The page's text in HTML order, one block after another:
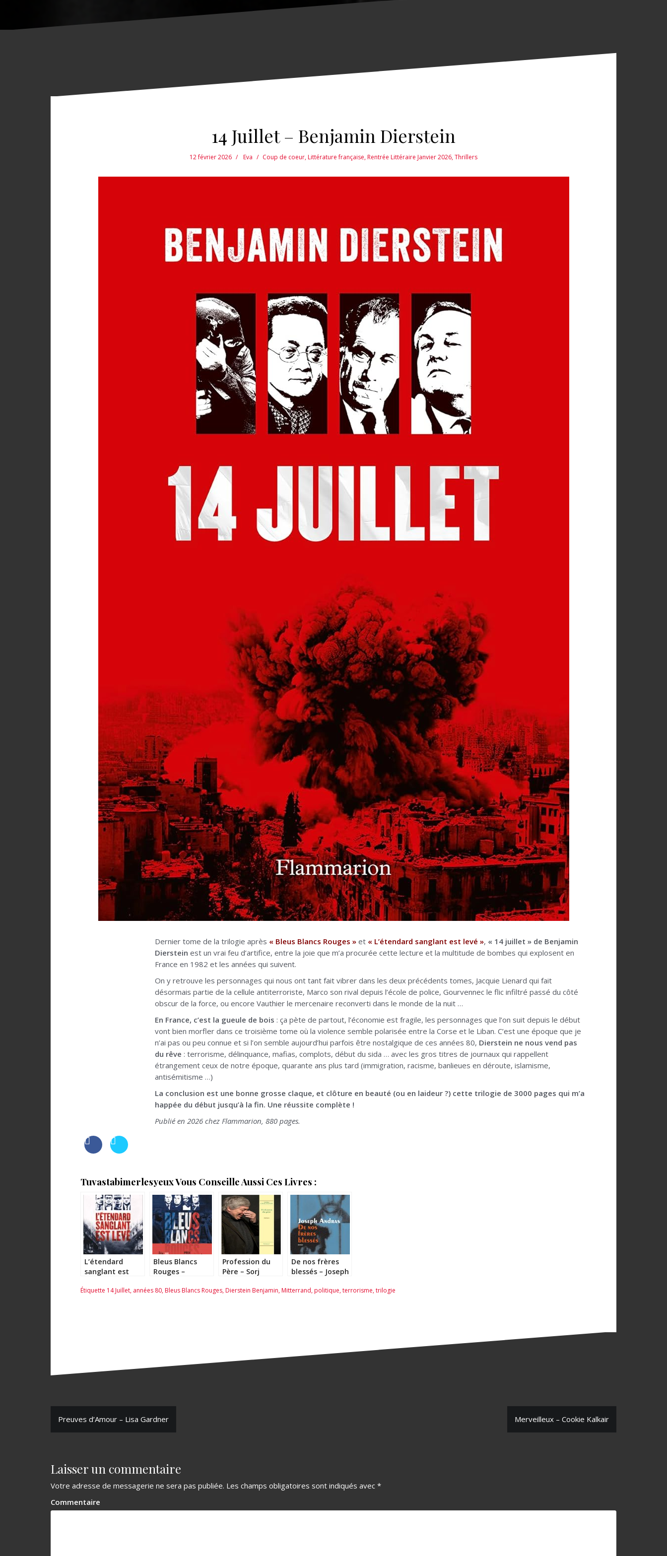
14 Juillet – Benjamin Dierstein
12 février 2026 Eva Coup de coeur,Littérature française,Rentrée Littéraire Janvier 2026,Thrillers
Dernier tome de la trilogie après « Bleus Blancs Rouges » et « L’étendard sanglant est levé », « 14 juillet » de Benjamin
Dierstein est un vrai feu d’artifice, entre la joie que m’a procurée cette lecture et la multitude de bombes qui explosent en
France en 1982 et les années qui suivent.
On y retrouve les personnages qui nous ont tant fait vibrer dans les deux précédents tomes, Jacquie Lienard qui fait
désormais partie de la cellule antiterroriste, Marco son rival depuis l’école de police, Gourvennec le flic infiltré passé du côté
obscur de la force, ou encore Vauthier le mercenaire reconverti dans le monde de la nuit …
En France, c’est la gueule de bois : ça pète de partout, l’économie est fragile, les personnages que l’on suit depuis le début
vont bien morfler dans ce troisième tome où la violence semble polarisée entre la Corse et le Liban. C’est une époque que je
n’ai pas ou peu connue et si l’on semble aujourd’hui parfois être nostalgique de ces années 80, Dierstein ne nous vend pas
du rêve : terrorisme, délinquance, mafias, complots, début du sida … avec les gros titres de journaux qui rappellent
étrangement ceux de notre époque, quarante ans plus tard (immigration, racisme, banlieues en déroute, islamisme,
antisémitisme …)
La conclusion est une bonne grosse claque, et clôture en beauté (ou en laideur ?) cette trilogie de 3000 pages qui m’a
happée du début jusqu’à la fin. Une réussite complète !
Publié en 2026 chez Flammarion, 880 pages.
Tuvastabimerlesyeux Vous Conseille Aussi Ces Livres :
L’étendard
sanglant est
Dierstein
Bleus Blancs
Rouges –
Dierstein
Profession du
Père – Sorj
De nos frères
blessés – Joseph
Étiquette 14 Juillet, années 80,Bleus Blancs Rouges,Dierstein Benjamin,Mitterrand,politique,terrorisme,trilogie
N
i
g
a
Preuves d’Amour – Lisa Gardner Merveilleux – Cookie Kalkair
Laisser un commentaire
Votre adresse de messagerie ne sera pas publiée. Les champs obligatoires sont indiqués avec *
Commentaire